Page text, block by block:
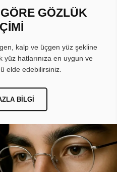
GÖZLÜK
kalp ve üçgen yüz şekline
hatlarınıza en uygun ve
elde edebilirsiniz.
BILGI